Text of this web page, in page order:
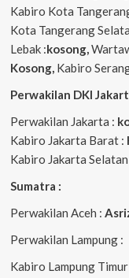
Kabiro Kota
Kota Tangerang
Lebak :kosong,
Kosong, Kabiro
Perwakilan DKI
Perwakilan Jakarta :
Kabiro Jakarta Barat :
Kabiro Jakarta Selatan
Sumatra :
Perwakilan Aceh :
Perwakilan Lampung :
Kabiro Lampung Timur